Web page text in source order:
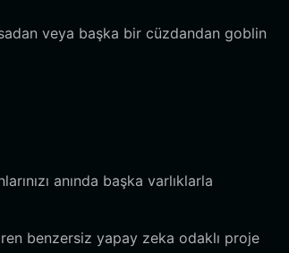
veya başka bir cüzdandan goblin
anında başka varlıklarla
benzersiz yapay zeka odaklı proje